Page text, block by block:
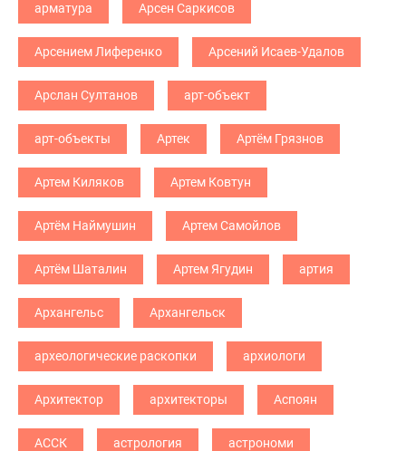
арматура Арсен Саркисов
Арсением Лиференко Арсений Исаев-Удалов
Арслан Султанов арт-объект
арт-объекты Артек Артём Грязнов
Артем Киляков Артем Ковтун
Артём Наймушин Артем Самойлов
Артём Шаталин Артем Ягудин артия
Архангельс Архангельск
археологические раскопки архиологи
Архитектор архитекторы Аспоян
АССК астрология астрономи